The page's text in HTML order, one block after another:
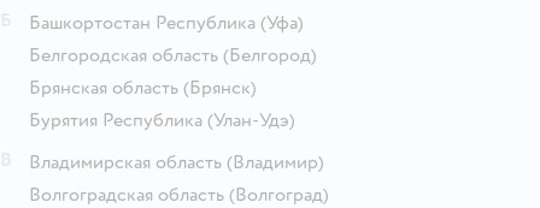
Башкортостан Республика (Уфа)
Белгородская область (Белгород)
Брянская область (Брянск)
Бурятия Республика (Улан-Удэ)
Владимирская область (Владимир)
Волгоградская область (Волгоград)